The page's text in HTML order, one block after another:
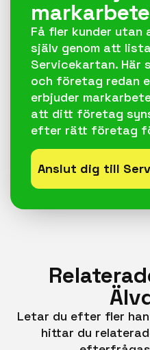
Få fler kunder utan
själv genom att
Servicekartan. Här
och företag redan
erbjuder
att ditt företag
efter rätt företag
Anslut dig till
Letar du efter fler
hittar du